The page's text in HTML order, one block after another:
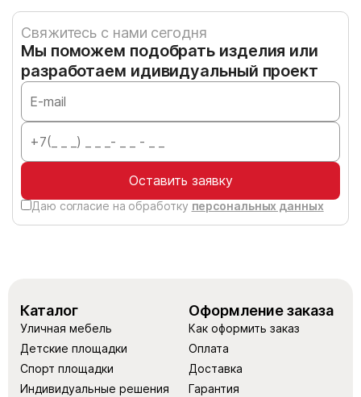
Свяжитесь с нами сегодня
Мы поможем подобрать изделия или
разработаем идивидуальный проект
Оставить заявку
Даю согласие на обработку персональных данных
Каталог
Уличная мебель
Детские площадки
Спорт площадки
Индивидуальные решения
Оформление заказа
Как оформить заказ
Оплата
Доставка
Гарантия